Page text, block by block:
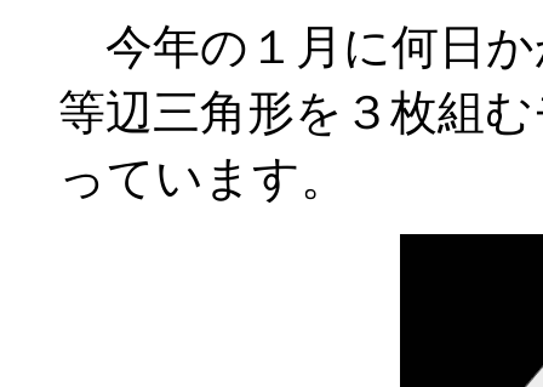
今年の１月に何日
等辺三角形を３枚組
っています。